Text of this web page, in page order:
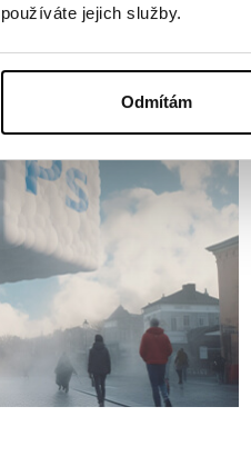
používáte jejich služby.
Odmítám